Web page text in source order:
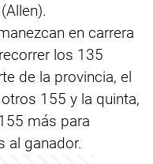
en carrera
los 135
de la provincia, el
155 y la quinta,
más para
al ganador.